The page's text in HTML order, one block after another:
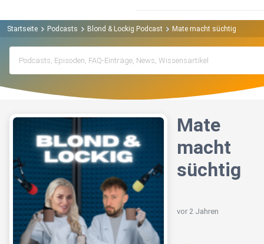
Startseite Podcasts Blond & Lockig Podcast Mate macht süchtig
Mate
macht
süchtig
vor 2 Jahren